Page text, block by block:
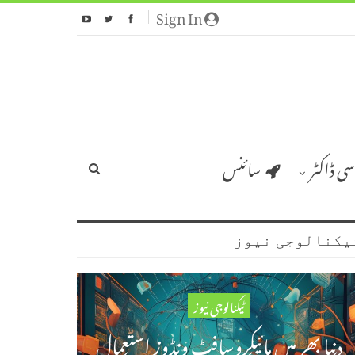
Sign In
ڈاکٹر سائنس
نیوز
ٹیکنالوجی نیوز
دنیا بھر میں مائیکروسافٹ ونڈوز استعمال